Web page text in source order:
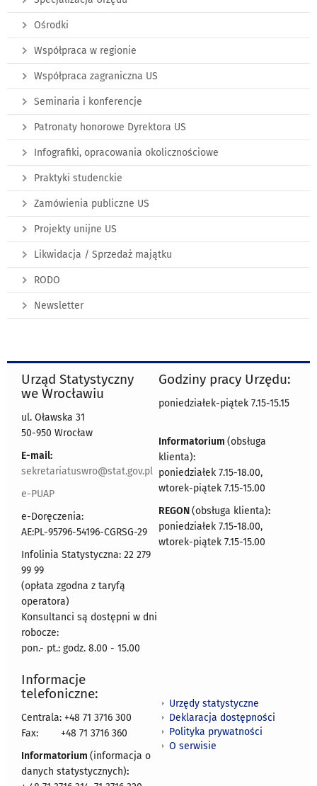
Ośrodki
Współpraca w regionie
Współpraca zagraniczna US
Seminaria i konferencje
Patronaty honorowe Dyrektora US
Infografiki, opracowania okolicznościowe
Praktyki studenckie
Zamówienia publiczne US
Projekty unijne US
Likwidacja / Sprzedaż majątku
RODO
Newsletter
Urząd Statystyczny
we Wrocławiu
ul. Oławska 31
50-950 Wrocław
E-mail:
sekretariatuswro@stat.gov.pl
e-PUAP
e-Doręczenia:
AE:PL-95796-54196-CGRSG-29
Infolinia Statystyczna: 22 279
99 99
(opłata zgodna z taryfą
operatora)
Konsultanci są dostępni w dni
robocze:
pon.- pt.: godz. 8.00 - 15.00
Godziny pracy Urzędu:
poniedziałek-piątek 7.15-15.15
Informatorium (obsługa
klienta):
poniedziałek 7.15-18.00,
wtorek-piątek 7.15-15.00
REGON(obsługa klienta):
poniedziałek 7.15-18.00,
wtorek-piątek 7.15-15.00
Informacje
telefoniczne:
Centrala: +48 71 3716 300
Fax:
+48 71 3716 360
Informatorium (informacja o
danych statystycznych):
Urzędy statystyczne
Deklaracja dostępności
Polityka prywatności
O serwisie